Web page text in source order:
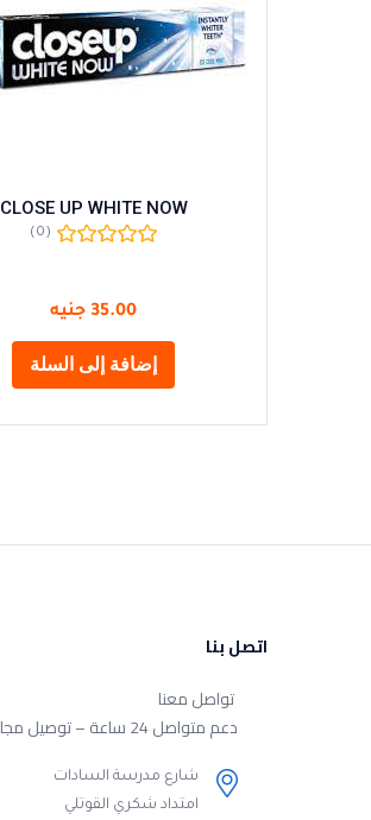
CLOSE UP WHITE NOW
(0)
35.00 جنيه
إضافة إلى السلة
اتصل بنا
تواصل معنا
دعم متواصل 24 ساعة – توصيل مجانى
شارع مدرسة السادات
امتداد شكري القوتلي